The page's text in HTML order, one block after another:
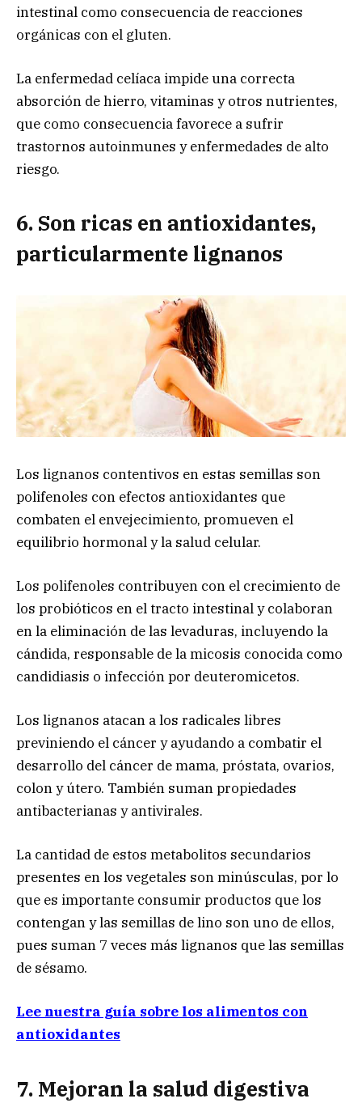
intestinal como consecuencia de reacciones
orgánicas con el gluten.
La enfermedad celíaca impide una correcta
absorción de hierro, vitaminas y otros nutrientes,
que como consecuencia favorece a sufrir
trastornos autoinmunes y enfermedades de alto
riesgo.
6. Son ricas en antioxidantes,
particularmente lignanos
Los lignanos contentivos en estas semillas son
polifenoles con efectos antioxidantes que
combaten el envejecimiento, promueven el
equilibrio hormonal y la salud celular.
Los polifenoles contribuyen con el crecimiento de
los probióticos en el tracto intestinal y colaboran
en la eliminación de las levaduras, incluyendo la
cándida, responsable de la micosis conocida como
candidiasis o infección por deuteromicetos.
Los lignanos atacan a los radicales libres
previniendo el cáncer y ayudando a combatir el
desarrollo del cáncer de mama, próstata, ovarios,
colon y útero. También suman propiedades
antibacterianas y antivirales.
La cantidad de estos metabolitos secundarios
presentes en los vegetales son minúsculas, por lo
que es importante consumir productos que los
contengan y las semillas de lino son uno de ellos,
pues suman 7 veces más lignanos que las semillas
de sésamo.
Lee nuestra guía sobre los alimentos con
antioxidantes
7. Mejoran la salud digestiva